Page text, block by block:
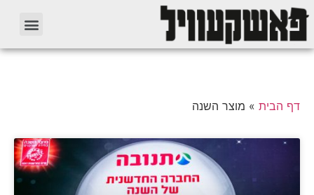
דף הבית » מוצר השנה